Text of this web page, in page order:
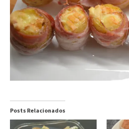
Posts Relacionados